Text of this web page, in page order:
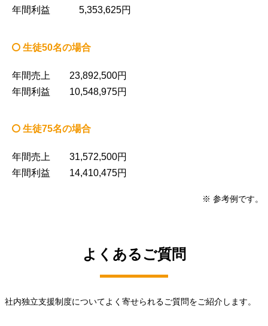
年間利益 5,353,625円
生徒50名の場合
年間売上 23,892,500円
年間利益 10,548,975円
生徒75名の場合
年間売上 31,572,500円
年間利益 14,410,475円
※ 参考例です。
よくあるご質問
社内独立支援制度についてよく寄せられるご質問をご紹介します。